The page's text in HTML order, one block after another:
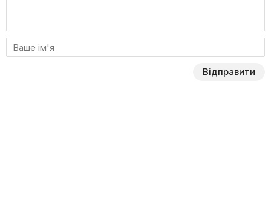
Відправити